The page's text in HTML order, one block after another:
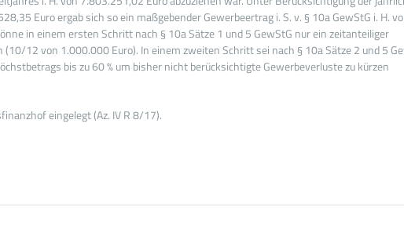
Euro ergab sich so ein maßgebender Gewerbeertrag i. S. v. § 10a GewStG i. H.
in einem ersten Schritt nach § 10a Sätze 1 und 5 GewStG nur ein zeitanteiliger
12 von 1.000.000 Euro). In einem zweiten Schritt sei nach § 10a Sätze 2 und 5
bis zu 60 % um bisher nicht berücksichtigte Gewerbeverluste zu kürzen
eingelegt (Az. IV R 8/17).